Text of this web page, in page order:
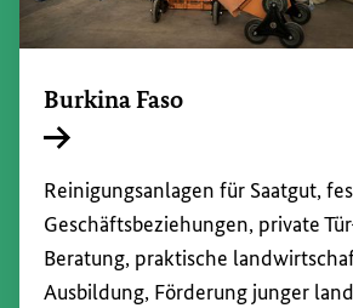
Burkina Faso
Reinigungsanlagen für Saatgut,
Geschäftsbeziehungen, private
Beratung, praktische
Ausbildung, Förderung junger